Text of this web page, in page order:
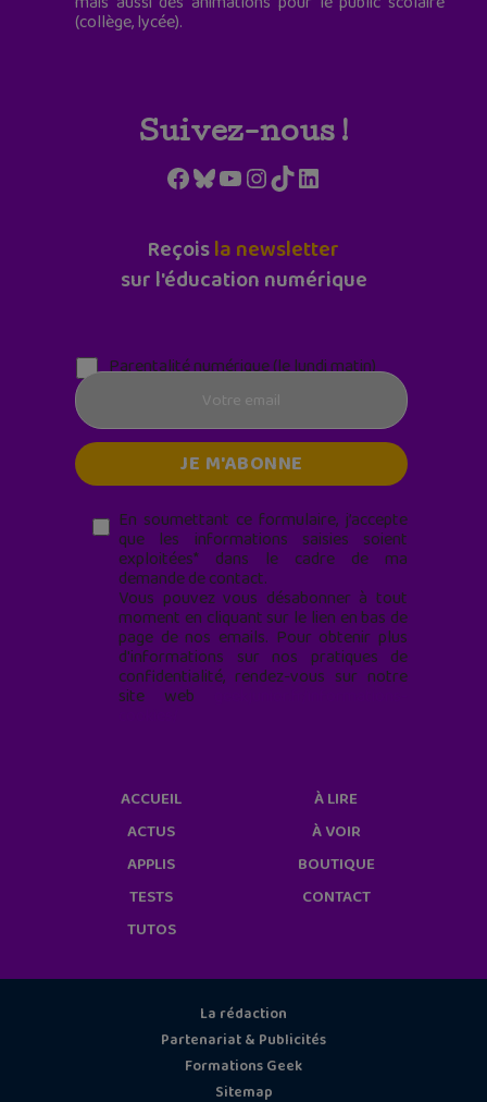
(collège, lycée).
Suivez-nous !
Facebook
Bluesky
YouTube
Instagram
TikTokLinkedIn
Reçoisla newsletter
sur l'éducation numérique
Parentalité numérique (le lundi matin)
En soumettant ce formulaire, j’accepte
que les informations saisies soient
exploitées* dans le cadre de ma
demande de contact.
Vous pouvez vous désabonner à tout
moment en cliquant sur le lien en bas de
page de nos emails. Pour obtenir plus
d'informations sur nos pratiques de
confidentialité, rendez-vous sur notre
site web
ACCUEIL
ACTUS
APPLIS
TESTS
TUTOS
À LIRE
À VOIR
BOUTIQUE
CONTACT
La rédaction
Partenariat & Publicités
Formations Geek
Sitemap